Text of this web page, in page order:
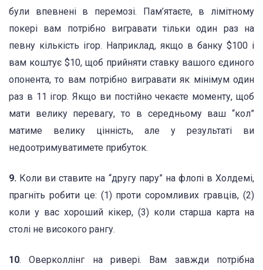
були впевнені в перемозі. Пам’ятаєте, в лімітному
покері вам потрібно вигравати тільки один раз на
певну кількість ігор. Наприклад, якщо в банку $100 і
вам коштує $10, щоб прийняти ставку вашого єдиного
опонента, то вам потрібно вигравати як мінімум один
раз в 11 ігор. Якщо ви постійно чекаєте моменту, щоб
мати велику перевагу, то в середньому ваш “кол”
матиме велику цінність, але у результаті ви
недоотримуватимете прибуток.
9. Коли ви ставите на “другу пару” на флопі в Холдемі,
прагніть робити це: (1) проти соромливих гравців, (2)
коли у вас хороший кікер, (3) коли старша карта на
столі не високого рангу.
10. Оверколлінг на ривері. Вам завжди потрібна